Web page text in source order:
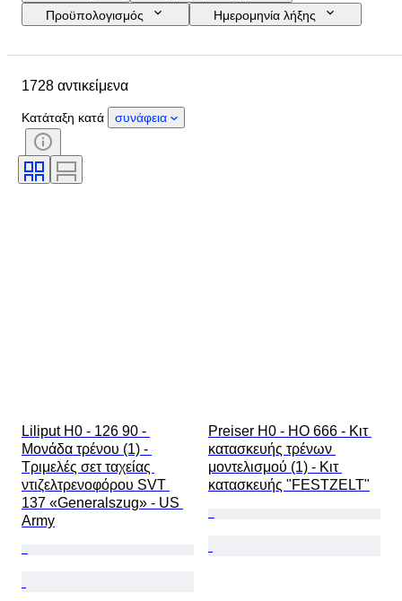
Προϋπολογισμός
Ημερομηνία λήξης
Υλικό
Θέμα
Χρώμα
Κλίμακα
Τροφοδοσία
Εποχή
1728 αντικείμενα
Κατάταξη κατά συνάφεια
Liliput H0 - 126 90 -
Μονάδα τρένου (1) -
Τριμελές σετ ταχείας
ντιζελτρενοφόρου SVT
137 «Generalszug» - US
Army
Preiser H0 - HO 666 - Κιτ
κατασκευής τρένων
μοντελισμού (1) - Κιτ
κατασκευής "FESTZELT"